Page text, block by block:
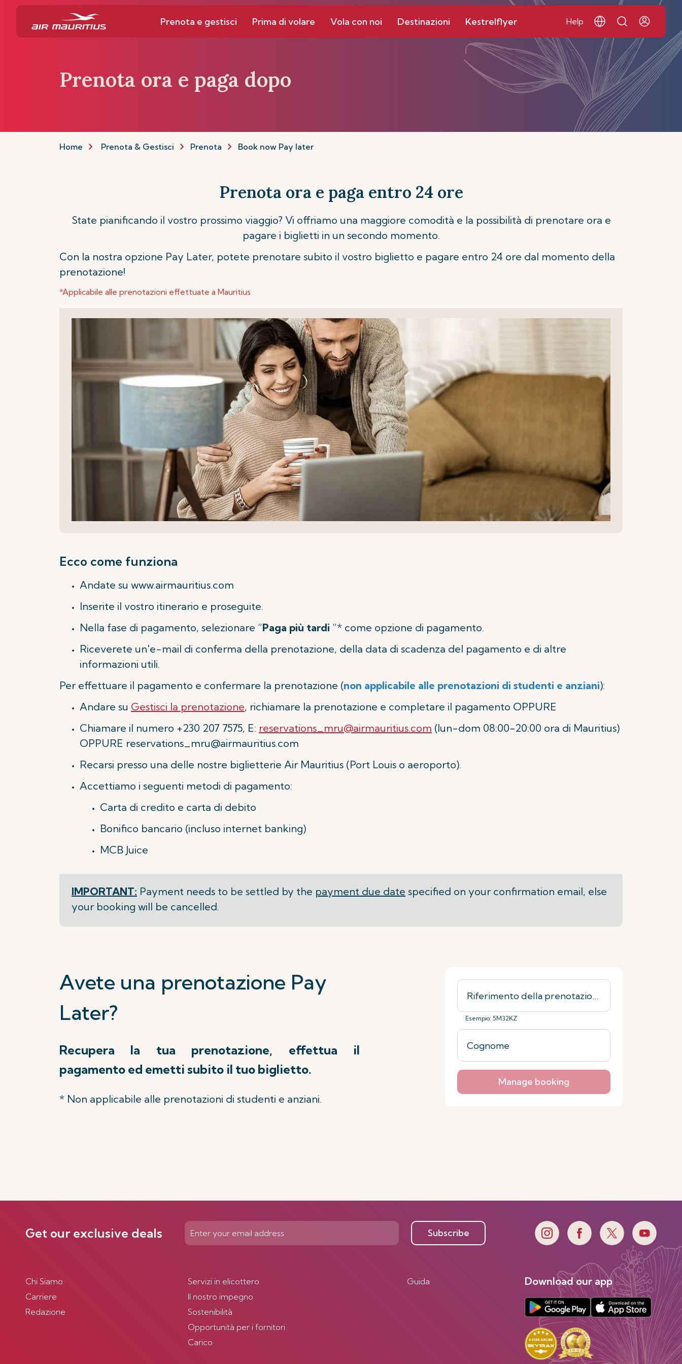
Prenota e gestisci Prima di volare Vola con noi Destinazioni Kestrelflyer Help
Prenota ora e paga dopo
Home Prenota & Gestisci Prenota Book now Pay later
Prenota ora e paga entro 24 ore
State pianificando il vostro prossimo viaggio? Vi offriamo una maggiore comodità e la possibilità di prenotare ora e
pagare i biglietti in un secondo momento.
Con la nostra opzione Pay Later, potete prenotare subito il vostro biglietto e pagare entro 24 ore dal momento della
prenotazione!
*Applicabile alle prenotazioni effettuate a Mauritius
Ecco come funziona
Andate su www.airmauritius.com
Inserite il vostro itinerario e proseguite.
Nella fase di pagamento, selezionare “Paga più tardi ”* come opzione di pagamento.
Riceverete un'e-mail di conferma della prenotazione, della data di scadenza del pagamento e di altre
informazioni utili.
Per effettuare il pagamento e confermare la prenotazione (non applicabile alle prenotazioni di studenti e anziani):
Andare su Gestisci la prenotazione, richiamare la prenotazione e completare il pagamento OPPURE
Chiamare il numero +230 207 7575, E: reservations_mru@airmauritius.com (lun-dom 08:00-20:00 ora di Mauritius)
OPPURE reservations_mru@airmauritius.com
Recarsi presso una delle nostre biglietterie Air Mauritius (Port Louis o aeroporto).
Accettiamo i seguenti metodi di pagamento:
Carta di credito e carta di debito
Bonifico bancario (incluso internet banking)
MCB Juice
IMPORTANT: Payment needs to be settled by the payment due date specified on your confirmation email, else
your booking will be cancelled.
Avete una prenotazione Pay
Later?
Recupera la tua prenotazione, effettua il
pagamento ed emetti subito il tuo biglietto.
* Non applicabile alle prenotazioni di studenti e anziani.
Esempio: 5M32KZ
Manage booking
Get our exclusive deals Subscribe
Chi Siamo
Carriere
Redazione
Servizi in elicottero
Il nostro impegno
Sostenibilità
Opportunità per i fornitori
Carico
Guida Download our app